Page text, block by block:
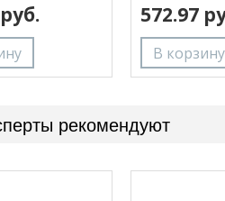
572.97
рекомендуют